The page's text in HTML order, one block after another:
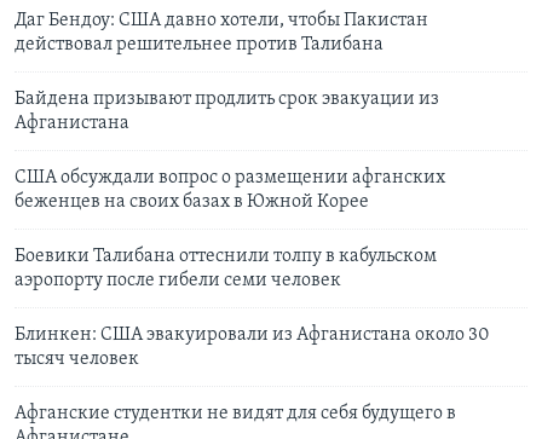
Даг Бендоу: США давно хотели, чтобы Пакистан
действовал решительнее против Талибана
Байдена призывают продлить срок эвакуации из
Афганистана
США обсуждали вопрос о размещении афганских
беженцев на своих базах в Южной Корее
Боевики Талибана оттеснили толпу в кабульском
аэропорту после гибели семи человек
Блинкен: США эвакуировали из Афганистана около 30
тысяч человек
Афганские студентки не видят для себя будущего в